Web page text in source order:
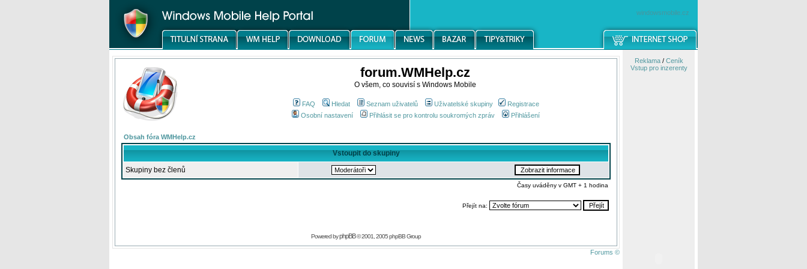
windowsmobile.cz
forum.WMHelp.cz
O všem, co souvisí s Windows Mobile
FAQ Hledat Seznam uživatelů Uživatelské skupiny
Registrace
Osobní nastavení
Přihlásit se pro kontrolu soukromých zpráv Přihlášení
Obsah fóra WMHelp.cz
Vstoupit do skupiny
Skupiny bez členů
Časy uváděny v GMT + 1 hodina
Přejít na:
Powered byphpBB© 2001, 2005 phpBB Group
Forums ©
Reklama/ Ceník
Vstup pro inzerenty